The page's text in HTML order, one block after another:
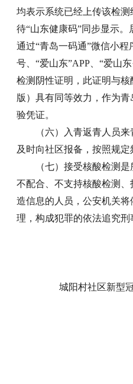
均表示系统已经上传该检
待“山东健康码”同步显示
通过“青岛一码通”微信小程
号、“爱山东”APP、“爱山
检测阴性证明，此证明与
版）具有同等效力，作为
验凭证。
（六）入青返青人员
及时向社区报备，按照规定
（七）接受核酸检测
不配合、不支持核酸检测
造信息的人员，公安机关
理，构成犯罪的依法追究刑
城阳村社区新型